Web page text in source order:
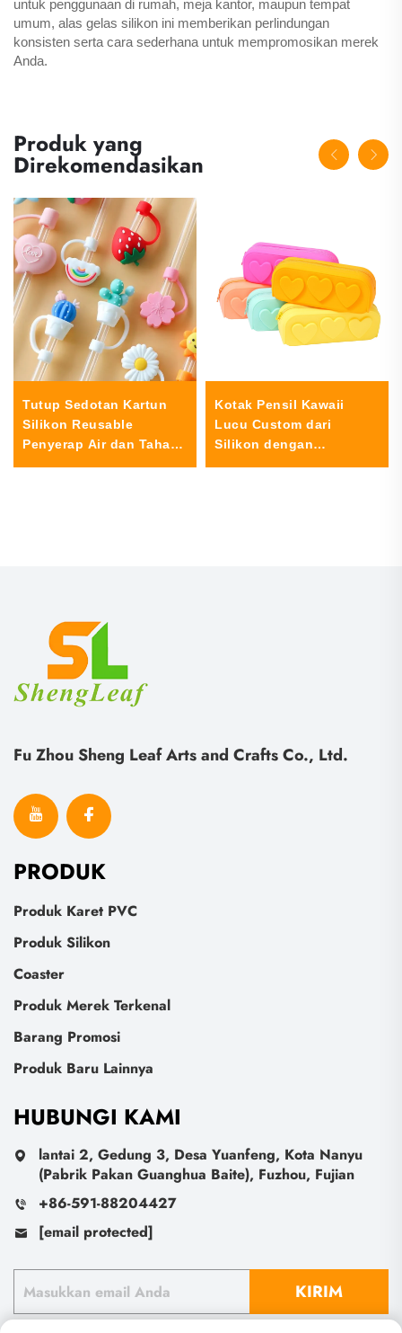
untuk penggunaan di rumah, meja kantor, maupun tempat
umum, alas gelas silikon ini memberikan perlindungan
konsisten serta cara sederhana untuk mempromosikan merek
Anda.
Produk yang
Direkomendasikan
Tutup Sedotan Kartun
Silikon Reusable
Penyerap Air dan Tahan
Kotak Pensil Kawaii
Lucu Custom dari
Silikon dengan
Fu Zhou Sheng Leaf Arts and Crafts Co., Ltd.
PRODUK
Produk Karet PVC
Produk Silikon
Coaster
Produk Merek Terkenal
Barang Promosi
Produk Baru Lainnya
HUBUNGI KAMI
lantai 2, Gedung 3, Desa Yuanfeng, Kota Nanyu
(Pabrik Pakan Guanghua Baite), Fuzhou, Fujian
+86-591-88204427
[email protected]
KIRIM